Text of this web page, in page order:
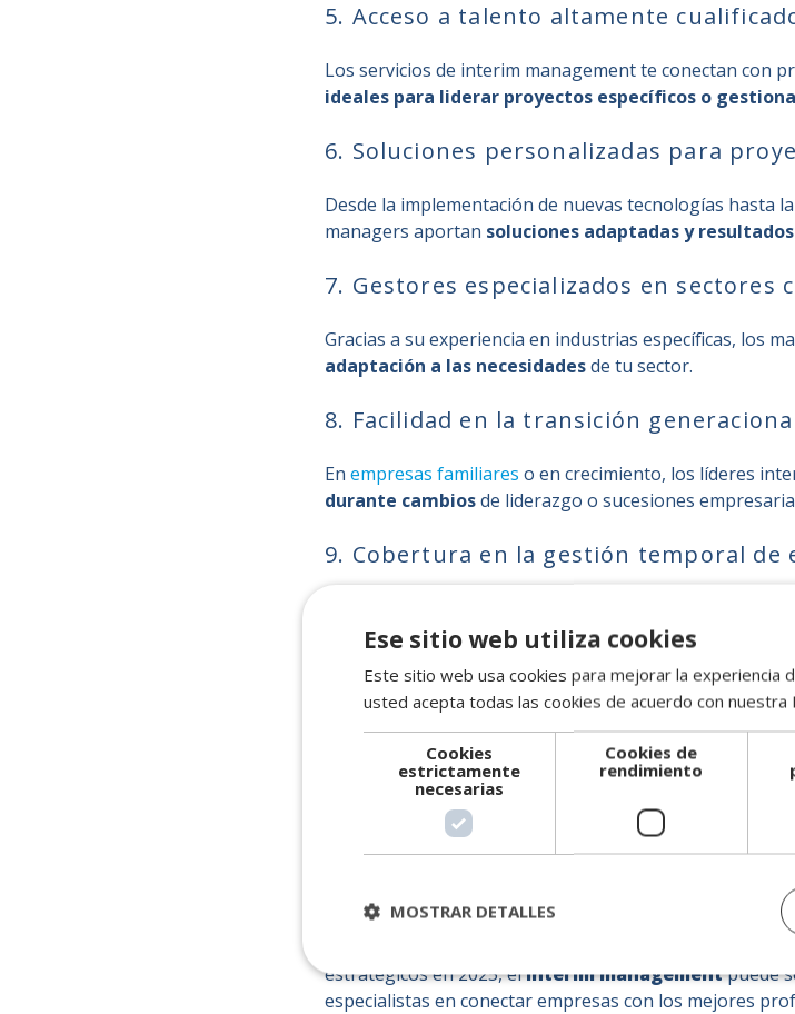
5. Acceso a talento altamente
Los servicios de interim management te conectan con
ideales para liderar proyectos específicos o
6. Soluciones personalizadas para
Desde la implementación de nuevas tecnologías hasta
managers aportan soluciones adaptadas y
7. Gestores especializados en sectores
Gracias a su experiencia en industrias específicas, los
adaptación a las necesidadesde tu sector.
8. Facilidad en la transición
En empresas familiares o en crecimiento, los líderes
durante cambiosde liderazgo o sucesiones
9. Cobertura en la gestión temporal de
manera temporal, evitando interrupciones operativas.
10. Preparación para 2025 con
En un mercado cambiante, el interim management en
fortalecer la competitividad y la capacidad de
¿Cómo podemos ayudarte?
estratégicos en 2025, elinterim managementpuede
especialistas en conectar empresas con los mejores
Ese sitio web utiliza cookies
Este sitio web usa cookies para mejorar la experiencia
usted acepta todas las cookies de acuerdo con nuestra
Cookies
estrictamente
necesarias
Cookies de
rendimiento
MOSTRAR DETALLES